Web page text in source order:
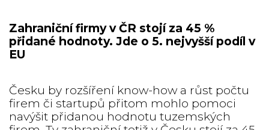
Zahraniční firmy v ČR stojí za 45 %
přidané hodnoty. Jde o 5. nejvyšší podíl v
EU
Česku by rozšíření know-how a růst počtu
firem či startupů přitom mohlo pomoci
navýšit přidanou hodnotu tuzemských